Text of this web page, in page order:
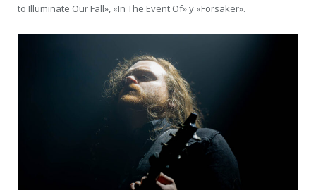
to Illuminate Our Fall», «In The Event Of» y «Forsaker».